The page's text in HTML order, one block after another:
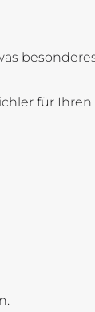
für Ihren